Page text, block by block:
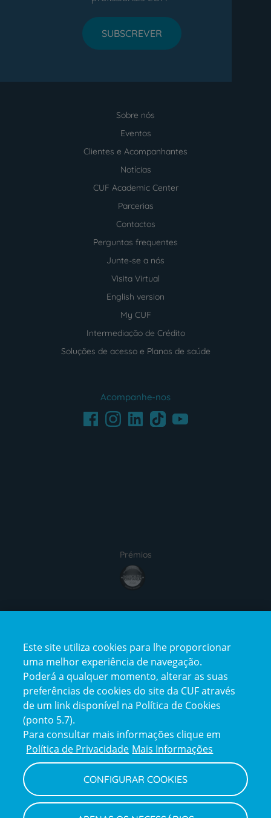
SUBSCREVER
Sobre nós
Eventos
Clientes e Acompanhantes
Notícias
CUF Academic Center
Parcerias
Contactos
Perguntas frequentes
Junte-se a nós
Visita Virtual
English version
My CUF
Intermediação de Crédito
Soluções de acesso e Planos de saúde
Acompanhe-nos
FacebookInstagramLinkedInTikTokYoutube
Prémios
Reclamações
e
elogios
Política de Privacidade e Cookies
Termos e Condições
Este site utiliza cookies para lhe proporcionar
uma melhor experiência de navegação.
Poderá a qualquer momento, alterar as suas
preferências de cookies do site da CUF através
de um link disponível na Política de Cookies
(ponto 5.7).
Para consultar mais informações clique em
Política de Privacidade Mais Informações
CONFIGURAR COOKIES